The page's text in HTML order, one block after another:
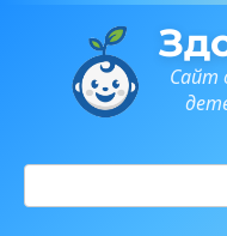
Сайт
Поиск: